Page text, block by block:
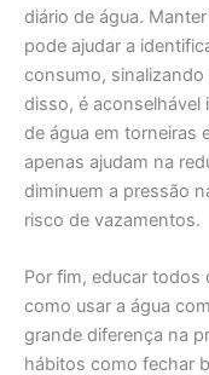
diário de água.
pode ajudar a
consumo,
disso, é
de água em torneiras
apenas ajudam na
diminuem a pressão
risco de vazamentos.
Por fim, educar
como usar a água
grande diferença na
hábitos como fechar